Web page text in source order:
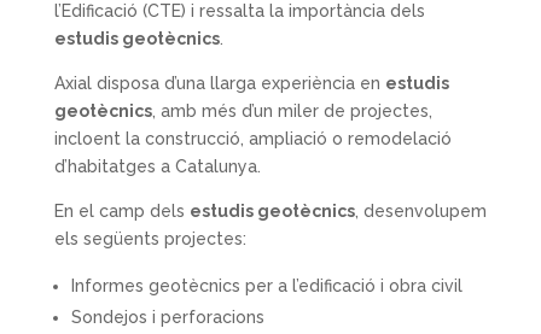
l’Edificació (CTE) i ressalta la importància dels
estudis geotècnics.
Axial disposa d’una llarga experiència en estudis
geotècnics, amb més d’un miler de projectes,
incloent la construcció, ampliació o remodelació
d’habitatges a Catalunya.
En el camp dels estudis geotècnics, desenvolupem
els següents projectes:
Informes geotècnics per a l’edificació i obra civil
Sondejos i perforacions